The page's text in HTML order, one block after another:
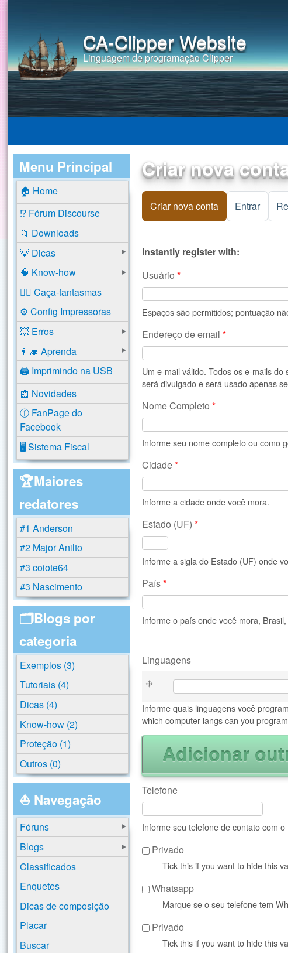
CA-Clipper Website
Linguagem de programação Clipper
Criar nova
Criar nova conta (aba ativa)
Entrar
Instantly register with:
Usuário*
Espaços são permitidos; pontuação
Endereço de email*
Um e-mail válido. Todos os e-mails
será divulgado e será usado apenas
Nome Completo*
Informe seu nome completo ou como
Cidade*
Informe a cidade onde você mora.
Estado (UF)*
Informe a sigla do Estado (UF) onde
País*
Informe o país onde você mora,
Linguagens
Linguagens
Informe quais linguagens você
which computer langs can you
Telefone
Informe seu telefone de contato com o
Privado
Tick this if you want to hide this
Whatsapp
Marque se o seu telefone tem
Privado
Tick this if you want to hide this
Menu Principal
🏠 Home
⁉️ Fórum Discourse
📁 Downloads
💡 Dicas
🧠 Know-how
🕵️‍♂️ Caça-fantasmas
⚙️ Config Impressoras
💥 Erros
👨‍🎓 Aprenda
🖨️ Imprimindo na USB
📰 Novidades
ⓕ FanPage do
Facebook
🖥️ Sistema Fiscal
🏆Maiores
redatores
#1 Anderson
#2 Major Anilto
#3 coiote64
#3 Nascimento
🗂️Blogs por
categoria
Exemplos (3)
Tutoriais (4)
Dicas (4)
Know-how (2)
Proteção (1)
Outros (0)
⛵ Navegação
Fóruns
Blogs
Classificados
Enquetes
Dicas de composição
Placar
Buscar